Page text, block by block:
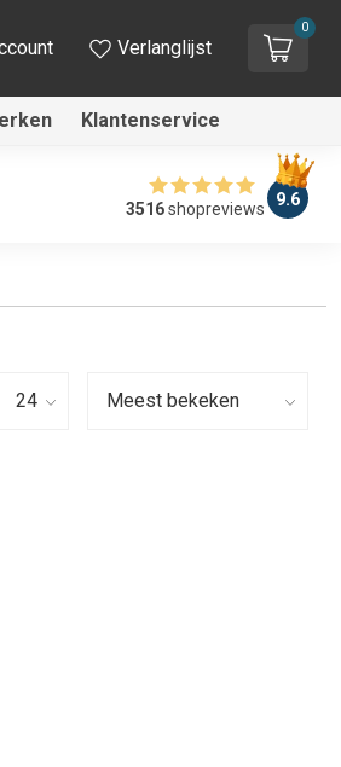
Verlanglijst
0
Klantenservice
3516shopreviews 9.6